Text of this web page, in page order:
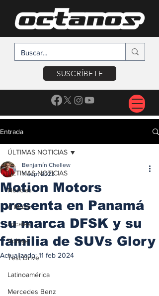
SUSCRÍBETE
Entrada
ÚLTIMAS NOTICIAS
Noticias
A Motor
Locales
Voltaje
Test Drive
Latinoamérica
Mercedes Benz
ÚLTIMAS NOTICIAS
Motion Motors
presenta en Panamá
su marca DFSK y su
familia de SUVs Glory
Benjamín Chellew
11 sept 2023
Actualizado:11 feb 2024